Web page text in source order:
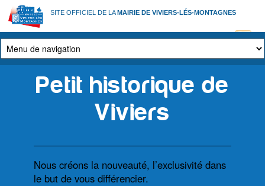
Aller
au
contenu
principal
SITE OFFICIEL DE LAMAIRIE DE VIVIERS-LÉS-MONTAGNES
Petit historique de
Viviers
Nous créons la nouveauté, l’exclusivité dans
le but de vous différencier.